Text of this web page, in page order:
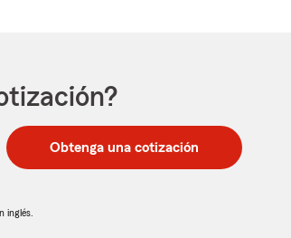
Obtenga una cotización
inglés.